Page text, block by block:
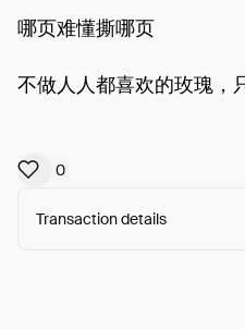
哪页难懂撕哪页
不做人人都喜欢的玫瑰，
0
Transaction details